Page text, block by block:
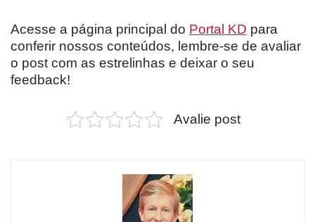
Acesse a página principal do Portal KD para
conferir nossos conteúdos, lembre-se de avaliar
o post com as estrelinhas e deixar o seu
feedback!
Avalie post